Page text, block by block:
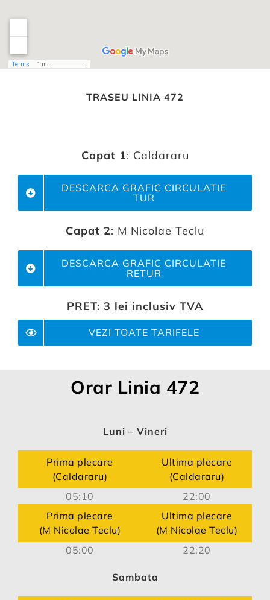
TRASEU LINIA 472
Capat 1: Caldararu
DESCARCA GRAFIC CIRCULATIE
TUR
Capat 2: M Nicolae Teclu
DESCARCA GRAFIC CIRCULATIE
RETUR
PRET: 3 lei inclusiv TVA
VEZI TOATE TARIFELE
Orar Linia 472
Luni – Vineri
Prima plecare
(Caldararu)
Ultima plecare
(Caldararu)
05:10
22:00
Prima plecare
(M Nicolae Teclu)
Ultima plecare
(M Nicolae Teclu)
05:00
22:20
Sambata